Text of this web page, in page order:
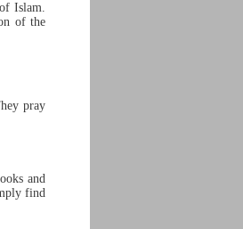
Islam.
of the
pray
and
find